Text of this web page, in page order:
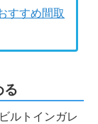
すすめ間取
る
ルトインガレ